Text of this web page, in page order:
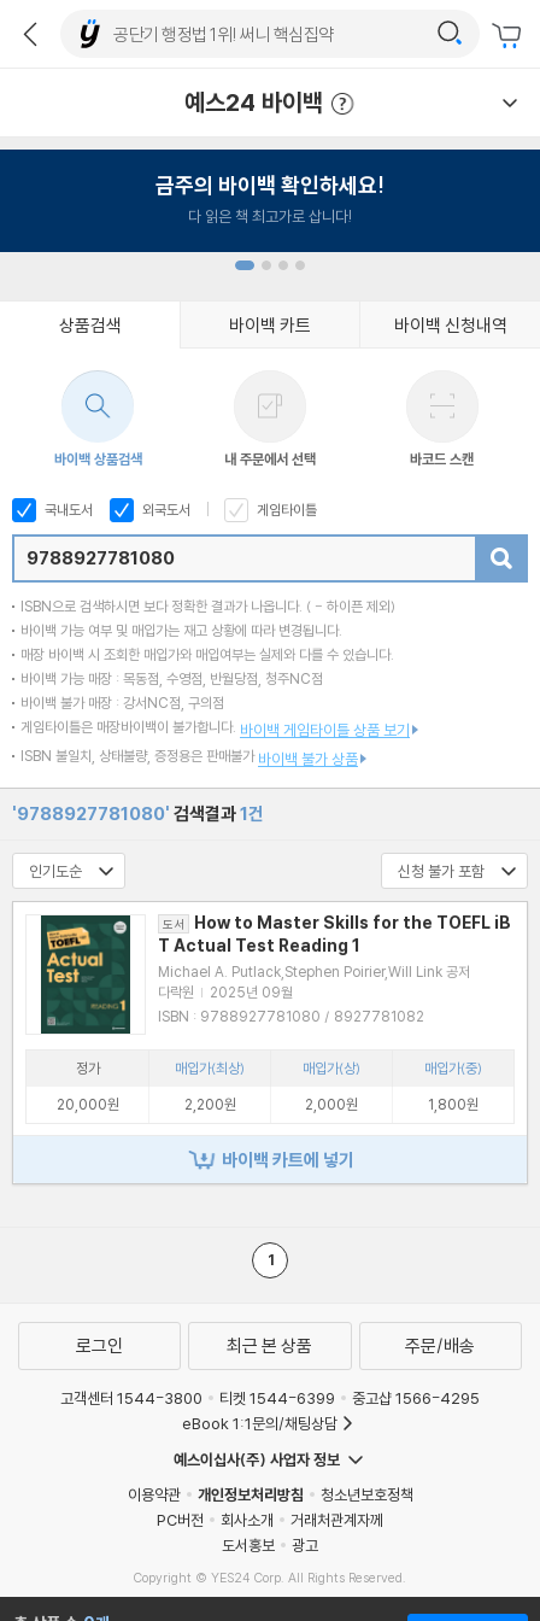
예스24 바이백
금주의 바이백 확인하세요!
다 읽은 책 최고가로 삽니다!
상품검색 바이백 카트 바이백 신청내역
바이백 상품검색 내 주문에서 선택 바코드 스캔
국내도서 외국도서 게임타이틀
ISBN으로 검색하시면 보다 정확한 결과가 나옵니다. ( - 하이픈 제외)
바이백 가능 여부 및 매입가는 재고 상황에 따라 변경됩니다.
매장 바이백 시 조회한 매입가와 매입여부는 실제와 다를 수 있습니다.
바이백 가능 매장 : 목동점, 수영점, 반월당점, 청주NC점
바이백 불가 매장 : 강서NC점, 구의점
게임타이틀은 매장바이백이 불가합니다. 바이백 게임타이틀 상품 보기
ISBN 불일치, 상태불량, 증정용은 판매불가 바이백 불가 상품
'9788927781080' 검색결과1건
도서
How to Master Skills for the TOEFL iB
T Actual Test Reading 1
Michael A. Putlack,Stephen Poirier,Will Link 공저
다락원 | 2025년 09월
ISBN : 9788927781080 / 8927781082
정가 매입가(최상) 매입가(상)
매입가(중)
20,000원
2,200원 2,000원 1,800원
바이백 카트에 넣기
1
로그인 최근 본 상품 주문/배송
고객센터 1544-3800 티켓 1544-6399
중고샵 1566-4295
eBook 1:1문의/채팅상담
예스이십사(주) 사업자 정보
이용약관
개인정보처리방침
청소년보호정책
PC버전
회사소개
거래처관계자께
도서홍보
광고
Copyright © YES24 Corp. All Rights Reserved.
MATOM16